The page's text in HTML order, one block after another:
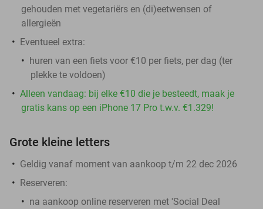
gehouden met vegetariërs en (di)eetwensen of
allergieën
Eventueel extra:
huren van een fiets voor €10 per fiets, per dag (ter
plekke te voldoen)
Alleen vandaag: bij elke €10 die je besteedt, maak je
gratis kans op een iPhone 17 Pro t.w.v. €1.329!
Grote kleine letters
Geldig vanaf moment van aankoop t/m 22 dec 2026
Reserveren:
na aankoop online reserveren met 'Social Deal